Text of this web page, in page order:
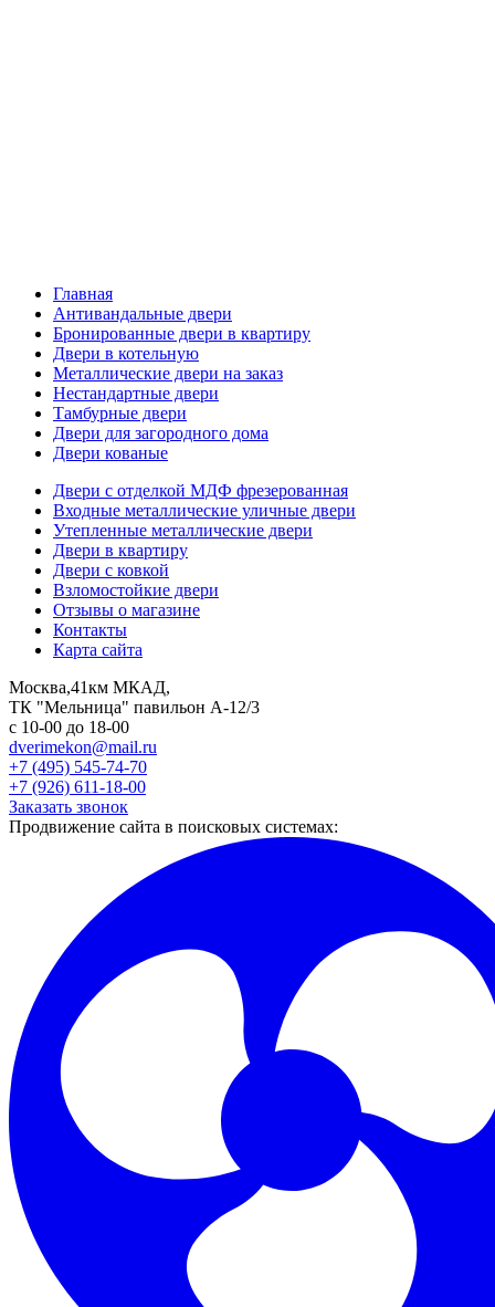
Главная
Антивандальные двери
Бронированные двери в квартиру
Двери в котельную
Металлические двери на заказ
Нестандартные двери
Тамбурные двери
Двери для загородного дома
Двери кованые
Двери с отделкой МДФ фрезерованная
Входные металлические уличные двери
Утепленные металлические двери
Двери в квартиру
Двери с ковкой
Взломостойкие двери
Отзывы о магазине
Контакты
Карта сайта
Москва,41км МКАД,
ТК "Мельница" павильон А-12/3
с 10-00 до 18-00
dverimekon@mail.ru
+7 (495) 545-74-70
+7 (926) 611-18-00
Заказать звонок
Продвижение сайта в поисковых системах: